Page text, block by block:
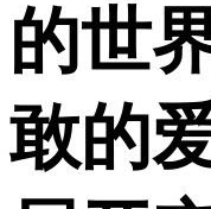
的世
敢的